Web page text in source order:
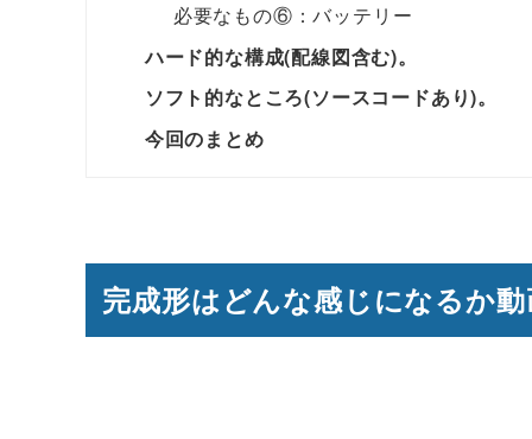
必要なもの⑥：バッテリー
ハード的な構成(配線図含む)。
ソフト的なところ(ソースコードあり)。
今回のまとめ
完成形はどんな感じになるか動